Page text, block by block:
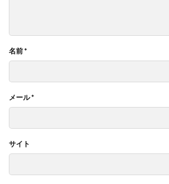
名前*
メール*
サイト